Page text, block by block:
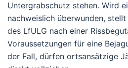
Untergrabschutz stehen. Wird
nachweislich überwunden,
des LfULG nach einer
Voraussetzungen für eine
der Fall, dürfen ortsansätzige